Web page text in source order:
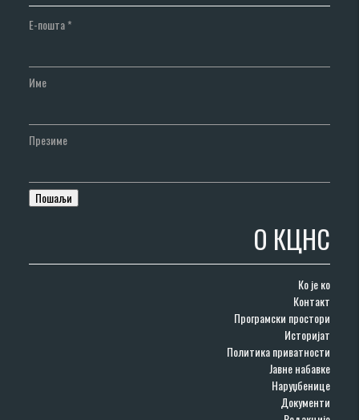
Е-пошта*
Име
Презиме
О КЦНС
Ко је ко
Контакт
Програмски простори
Историјат
Политика приватности
Јавне набавке
Наруџбенице
Документи